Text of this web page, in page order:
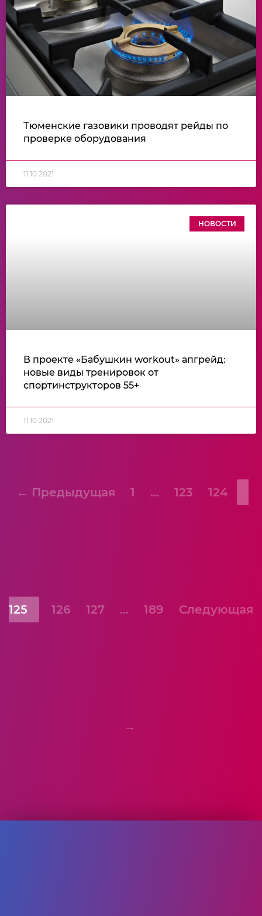
Тюменские газовики проводят рейды по
проверке оборудования
11.10.2021
НОВОСТИ
В проекте «Бабушкин workout» апгрейд:
новые виды тренировок от
спортинструкторов 55+
11.10.2021
← Предыдущая 1 … 123 124
125 126 127 … 189 Следующая
→